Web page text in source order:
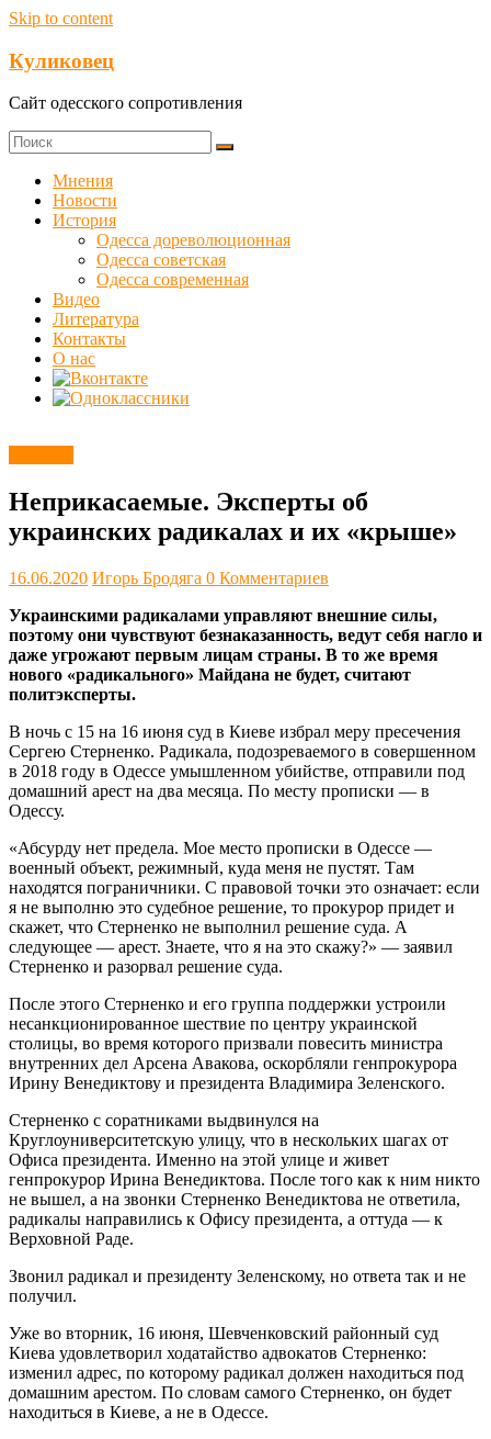
Skip to content
Куликовец
Сайт одесского сопротивления
Мнения
Новости
История
Одесса дореволюционная
Одесса советская
Одесса современная
Видео
Литература
Контакты
О нас
Неприкасаемые. Эксперты об
украинских радикалах и их «крыше»
16.06.2020 Игорь Бродяга 0 Комментариев
Украинскими радикалами управляют внешние силы,
поэтому они чувствуют безнаказанность, ведут себя нагло и
даже угрожают первым лицам страны. В то же время
нового «радикального» Майдана не будет, считают
политэксперты.
В ночь с 15 на 16 июня суд в Киеве избрал меру пресечения
Сергею Стерненко. Радикала, подозреваемого в совершенном
в 2018 году в Одессе умышленном убийстве, отправили под
домашний арест на два месяца. По месту прописки — в
Одессу.
«Абсурду нет предела. Мое место прописки в Одессе —
военный объект, режимный, куда меня не пустят. Там
находятся пограничники. С правовой точки это означает: если
я не выполню это судебное решение, то прокурор придет и
скажет, что Стерненко не выполнил решение суда. А
следующее — арест. Знаете, что я на это скажу?» — заявил
Стерненко и разорвал решение суда.
После этого Стерненко и его группа поддержки устроили
несанкционированное шествие по центру украинской
столицы, во время которого призвали повесить министра
внутренних дел Арсена Авакова, оскорбляли генпрокурора
Ирину Венедиктову и президента Владимира Зеленского.
Стерненко с соратниками выдвинулся на
Круглоуниверситетскую улицу, что в нескольких шагах от
Офиса президента. Именно на этой улице и живет
генпрокурор Ирина Венедиктова. После того как к ним никто
не вышел, а на звонки Стерненко Венедиктова не ответила,
радикалы направились к Офису президента, а оттуда — к
Верховной Раде.
Звонил радикал и президенту Зеленскому, но ответа так и не
получил.
Уже во вторник, 16 июня, Шевченковский районный суд
Киева удовлетворил ходатайство адвокатов Стерненко:
изменил адрес, по которому радикал должен находиться под
домашним арестом. По словам самого Стерненко, он будет
находиться в Киеве, а не в Одессе.